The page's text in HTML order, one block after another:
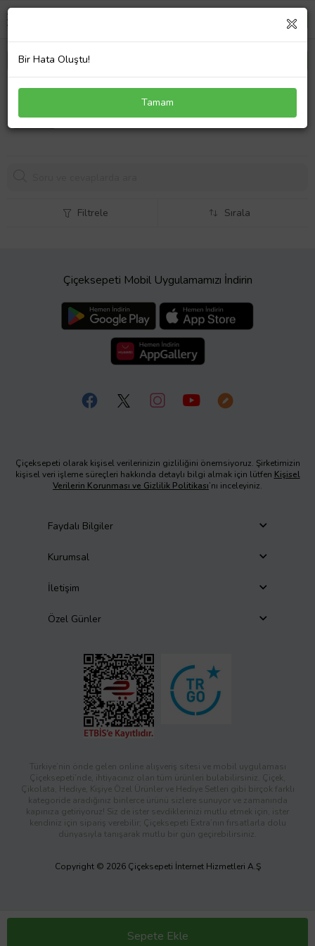
Eki İstanbul Motifli Kanvas Tablo 80 x 110 cm Silver
Sepete Ekle
Filtrele Sırala
Çiçeksepeti Mobil Uygulamamızı İndirin
Çiçeksepeti olarak kişisel verilerinizin gizliliğini önemsiyoruz. Şirketimizin
kişisel veri işleme süreçleri hakkında detaylı bilgi almak için lütfen Kişisel
Verilerin Korunması ve Gizlilik Politikası’nı inceleyiniz.
Faydalı Bilgiler
Kurumsal
İletişim
Özel Günler
Türkiye’nin önde gelen online alışveriş sitesi ve mobil uygulaması
Çiçeksepeti’nde, ihtiyacınız olan tüm ürünleri bulabilirsiniz. Çiçek,
Çikolata, Hediye, Kişiye Özel Ürünler ve Hediye Setleri gibi birçok farklı
kategoride aradığınız binlerce ürünü sizlere sunuyor ve zamanında
kapınıza getiriyoruz! Siz de ister sevdiklerinizi mutlu etmek için, ister
kendiniz için sipariş verebilir; Çiçeksepeti Extra’nın fırsatlarla dolu
dünyasıyla tanışarak mutlu bir gün geçirebilirsiniz.
Copyright © 2026 Çiçeksepeti İnternet Hizmetleri A.Ş
Bir Hata Oluştu!
Tamam